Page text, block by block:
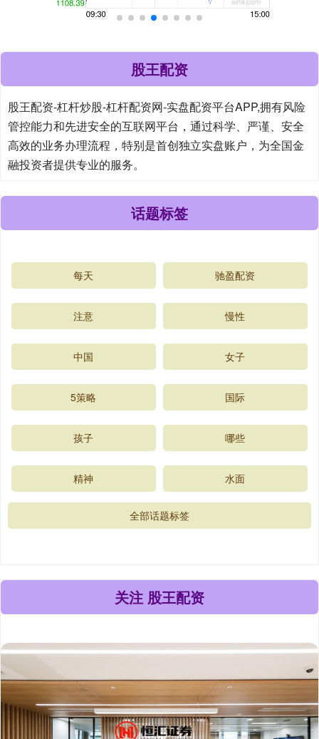
股王配资
股王配资-杠杆炒股-杠杆配资网-实盘配资平台APP,拥有风险
管控能力和先进安全的互联网平台，通过科学、严谨、安全
高效的业务办理流程，特别是首创独立实盘账户，为全国金
融投资者提供专业的服务。
话题标签
每天 驰盈配资
注意 慢性
中国 女子
5策略 国际
孩子 哪些
精神 水面
全部话题标签
关注 股王配资